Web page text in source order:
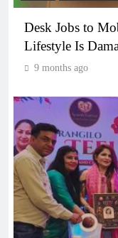
Desk Jobs to
Lifestyle Is
9 months ago